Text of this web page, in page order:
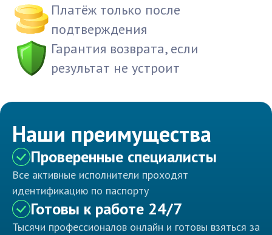
Платёж только после
подтверждения
Гарантия возврата, если
результат не устроит
Наши преимущества
Проверенные специалисты
Все активные исполнители проходят
идентификацию по паспорту
Готовы к работе 24/7
Тысячи профессионалов онлайн и готовы взяться за